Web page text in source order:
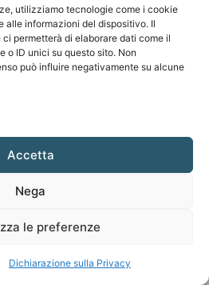
utilizziamo tecnologie come i cookie
alle informazioni del dispositivo. Il
permetterà di elaborare dati come il
o ID unici su questo sito. Non
può influire negativamente su alcune
Accetta
Nega
le preferenze
Dichiarazione sulla Privacy